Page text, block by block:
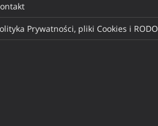
Prywatności, pliki Cookies i RODO